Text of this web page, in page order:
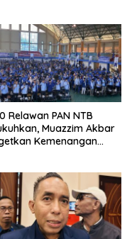
Relawan PAN NTB
Muazzim Akbar
Kemenangan